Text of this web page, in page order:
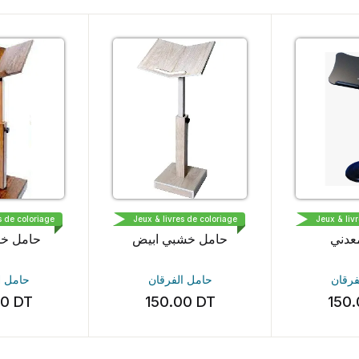
حامل
حامل
حامل
DT
de coloriage حامل الفرقان
حامل معدني
حامل الفرقان
150.00DT
Jeux & livres de coloriage
Katia
Jeux &